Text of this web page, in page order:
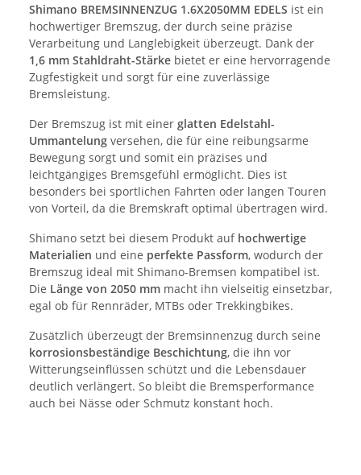
Shimano BREMSINNENZUG 1.6X2050MM EDELS ist ein
hochwertiger Bremszug, der durch seine präzise
Verarbeitung und Langlebigkeit überzeugt. Dank der
1,6 mm Stahldraht-Stärke bietet er eine hervorragende
Zugfestigkeit und sorgt für eine zuverlässige
Bremsleistung.
Der Bremszug ist mit einer glatten Edelstahl-
Ummantelung versehen, die für eine reibungsarme
Bewegung sorgt und somit ein präzises und
leichtgängiges Bremsgefühl ermöglicht. Dies ist
besonders bei sportlichen Fahrten oder langen Touren
von Vorteil, da die Bremskraft optimal übertragen wird.
Shimano setzt bei diesem Produkt auf hochwertige
Materialien und eine perfekte Passform, wodurch der
Bremszug ideal mit Shimano-Bremsen kompatibel ist.
Die Länge von 2050 mm macht ihn vielseitig einsetzbar,
egal ob für Rennräder, MTBs oder Trekkingbikes.
Zusätzlich überzeugt der Bremsinnenzug durch seine
korrosionsbeständige Beschichtung, die ihn vor
Witterungseinflüssen schützt und die Lebensdauer
deutlich verlängert. So bleibt die Bremsperformance
auch bei Nässe oder Schmutz konstant hoch.